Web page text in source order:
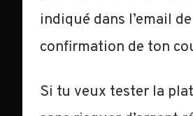
indiqué dans l’email de
confirmation de ton
Si tu veux tester la